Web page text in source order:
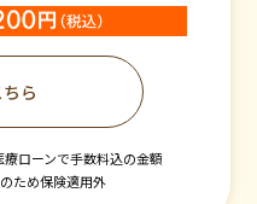
ら
ローンで手数料込の金額
ため保険適用外